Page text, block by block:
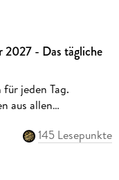
2027 - Das tägliche
jeden Tag.
aus allen
145 Lesepunkte